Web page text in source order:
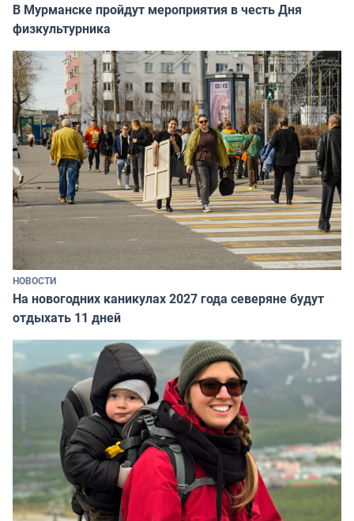
В Мурманске пройдут мероприятия в честь Дня
физкультурника
НОВОСТИ
На новогодних каникулах 2027 года северяне будут
отдыхать 11 дней